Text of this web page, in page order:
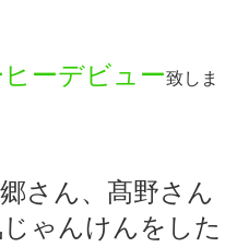
ーデビュー致しま
さん、髙野さん
ゃんけんをした